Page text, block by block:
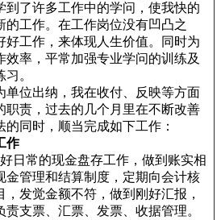
到了许多工作中的学问，使我快的
的工作。在工作岗位没有凹凸之
好工作，来体现人生价值。同时为
效率，平常加强专业学问的训练及
。
位出纳，我在收付、反映等方面
职责，过去的几个月里在不断改善
的同时，顺当完成如下工作：
作
日常的现金盘存工作，做到账实相
金管理和结算制度，定期向会计核
，发觉金额不符，做到刚好汇报，
责支票、汇票、发票、收据管理。